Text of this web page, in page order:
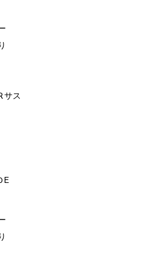
サス